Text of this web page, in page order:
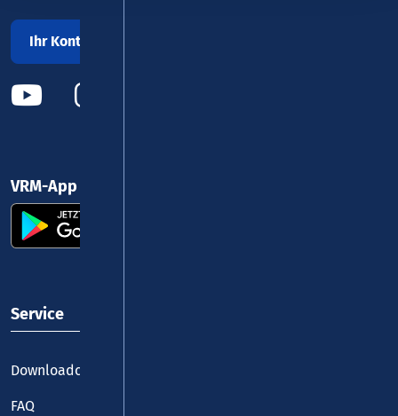
Ihr Kontakt zu uns
VRM-App nutzen und durchstarten
Service
Downloadcenter
FAQ